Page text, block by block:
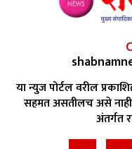
या न्युज पोर्टल वरील
सहमत असतीलच असे
अंतर्गत